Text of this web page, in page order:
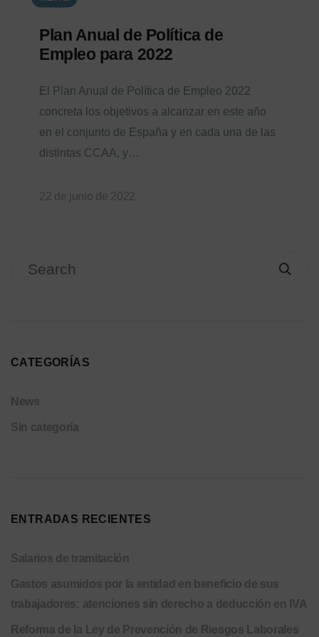
Plan Anual de Política de
Empleo para 2022
El Plan Anual de Política de Empleo 2022
concreta los objetivos a alcanzar en este año
en el conjunto de España y en cada una de las
distintas CCAA, y…
22 de junio de 2022
CATEGORÍAS
News
Sin categoría
ENTRADAS RECIENTES
Salarios de tramitación
Gastos asumidos por la entidad en beneficio de sus
trabajadores: atenciones sin derecho a deducción en IVA
Reforma de la Ley de Prevención de Riesgos Laborales